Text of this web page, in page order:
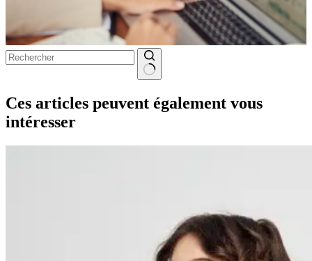
résultat
Ces articles peuvent également vous
intéresser